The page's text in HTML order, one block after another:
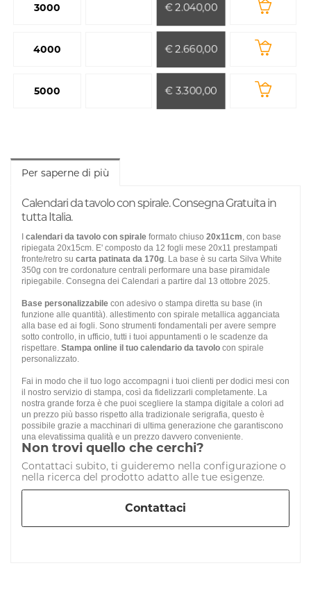
3000 € 2.040,00
4000 € 2.660,00
5000 € 3.300,00
Per saperne di più
Calendari da tavolo con spirale. Consegna Gratuita in
tutta Italia.
I calendari da tavolo con spirale formato chiuso 20x11cm , con base
ripiegata 20x15cm. E' composto da 12 fogli mese 20x11 prestampati
fronte/retro su carta patinata da 170g . La base è su carta Silva White
350g con tre cordonature centrali performare una base piramidale
ripiegabile. Consegna dei Calendari a partire dal 13 ottobre 2025.
Base personalizzabile con adesivo o stampa diretta su base (in
funzione alle quantità). allestimento con spirale metallica agganciata
alla base ed ai fogli. Sono strumenti fondamentali per avere sempre
sotto controllo, in ufficio, tutti i tuoi appuntamenti o le scadenze da
rispettare. Stampa online il tuo calendario da tavolo con spirale
personalizzato.
Fai in modo che il tuo logo accompagni i tuoi clienti per dodici mesi con
il nostro servizio di stampa, così da fidelizzarli completamente. La
nostra grande forza è che puoi scegliere la stampa digitale a colori ad
un prezzo più basso rispetto alla tradizionale serigrafia, questo è
possibile grazie a macchinari di ultima generazione che garantiscono
una elevatissima qualità e un prezzo davvero conveniente.
Non trovi quello che cerchi?
Contattaci subito, ti guideremo nella configurazione o
nella ricerca del prodotto adatto alle tue esigenze.
Contattaci